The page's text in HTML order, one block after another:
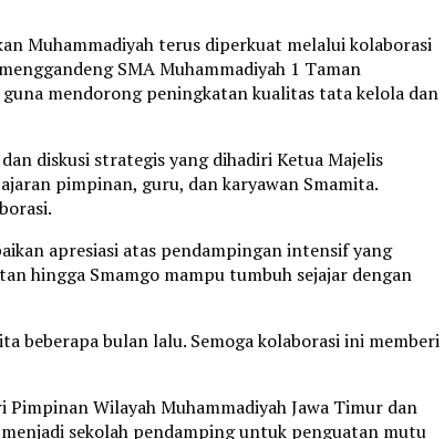
Muhammadiyah terus diperkuat melalui kolaborasi
SMA Muhammadiyah 1 Taman
mendorong peningkatan kualitas tata kelola dan
diskusi strategis yang dihadiri Ketua Majelis
pimpinan, guru, dan karyawan Smamita.
apresiasi atas pendampingan intensif yang
hingga Smamgo mampu tumbuh sejajar dengan
beberapa bulan lalu. Semoga kolaborasi ini memberi
Wilayah Muhammadiyah Jawa Timur dan
sekolah pendamping untuk penguatan mutu